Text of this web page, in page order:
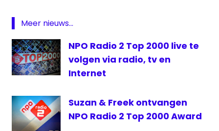
NTR
top
2000
top
2000
gogo
Meer nieuws...
NPO Radio 2 Top 2000 live te
volgen via radio, tv en
Internet
Suzan & Freek ontvangen
NPO Radio 2 Top 2000 Award